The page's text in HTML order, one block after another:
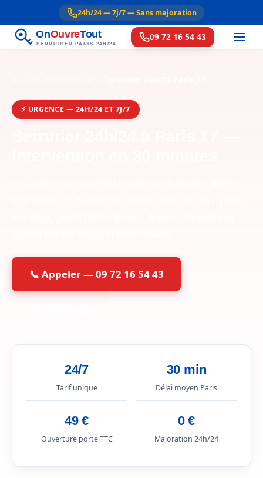
24h/24 — 7j/7 — Sans majoration
OnOuvreTout
SERRURIER PARIS 24H/24
09 72 16 54 43
⚡ URGENCE — 24H/24 ET 7J/7
📞 Appeler — 09 72 16 54 43
24/7
Tarif unique
30 min
Délai moyen Paris
49 €
Ouverture porte TTC
0 €
Majoration 24h/24